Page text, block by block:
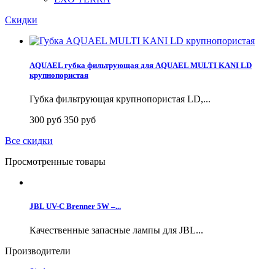
Скидки
AQUAEL губка фильтрующая для AQUAEL MULTI KANI LD
крупнопористая
Губка фильтрующая крупнопористая LD,...
300 руб 350 руб
Все скидки
Просмотренные товары
JBL UV-C Brenner 5W –...
Качественные запасные лампы для JBL...
Производители